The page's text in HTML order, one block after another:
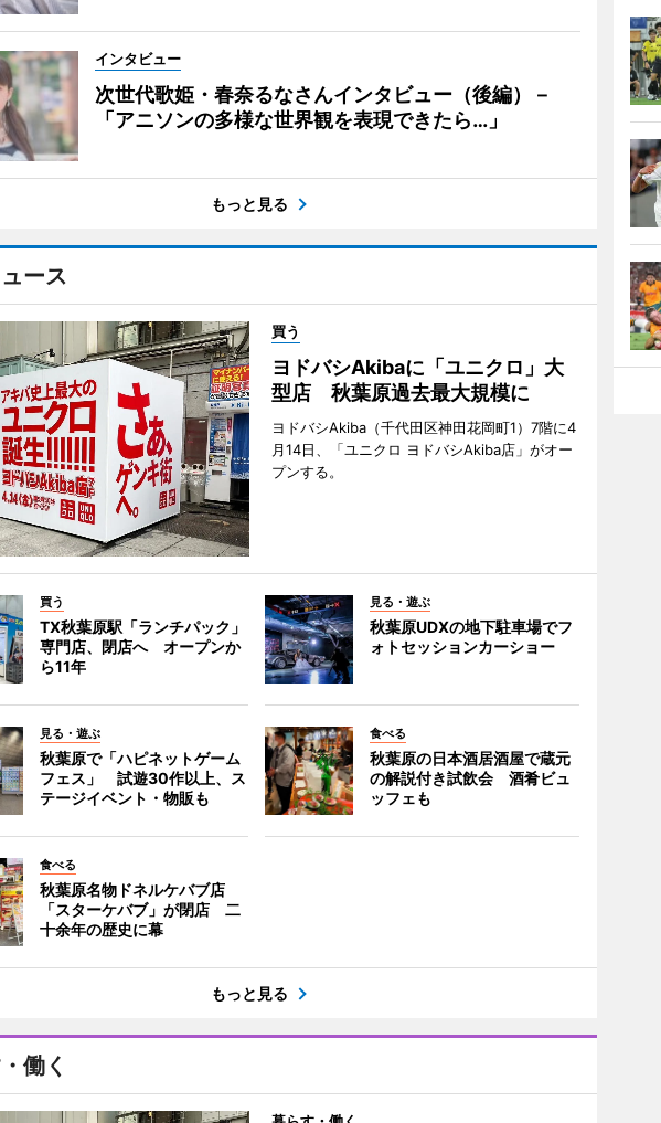
インタビュー
次世代歌姫・春奈るなさんインタビュー（後編）－
「アニソンの多様な世界観を表現できたら…」
もっと見る
ース
買う
ヨドバシAkibaに「ユニクロ」大
型店 秋葉原過去最大規模に
ヨドバシAkiba（千代田区神田花岡町1）7階に4
月14日、「ユニクロ ヨドバシAkiba店」がオー
プンする。
買う
TX秋葉原駅「ランチパック」
専門店、閉店へ オープンか
ら11年
見る・遊ぶ
秋葉原UDXの地下駐車場でフ
ォトセッションカーショー
見る・遊ぶ
秋葉原で「ハピネットゲーム
フェス」 試遊30作以上、ス
テージイベント・物販も
食べる
秋葉原の日本酒居酒屋で蔵元
の解説付き試飲会 酒肴ビュ
ッフェも
食べる
秋葉原名物ドネルケバブ店
「スターケバブ」が閉店 二
十余年の歴史に幕
もっと見る
働く